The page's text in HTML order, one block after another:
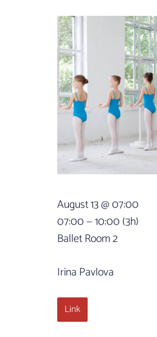
August 13 @ 07:00
07:00 — 10:00 (3h)
Ballet Room 2
Irina Pavlova
Link